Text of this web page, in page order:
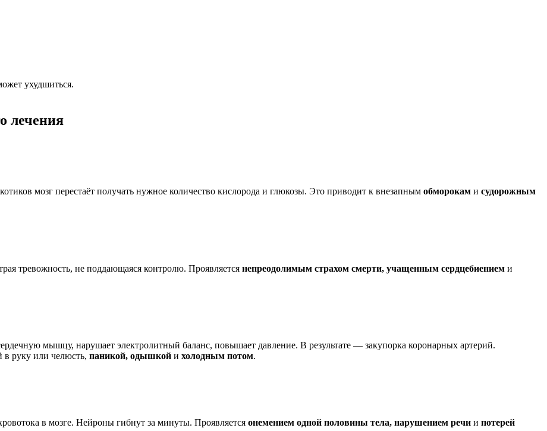
ухудшиться.
лечения
мозг перестаёт получать нужное количество кислорода и глюкозы. Это приводит к внезапным обморокам и судорожным
тревожность, не поддающаяся контролю. Проявляется непреодолимым страхом смерти, учащенным сердцебиением и
мышцу, нарушает электролитный баланс, повышает давление. В результате — закупорка коронарных артерий.
в руку или челюсть, паникой, одышкой и холодным потом.
в мозге. Нейроны гибнут за минуты. Проявляется онемением одной половины тела, нарушением речи и потерей